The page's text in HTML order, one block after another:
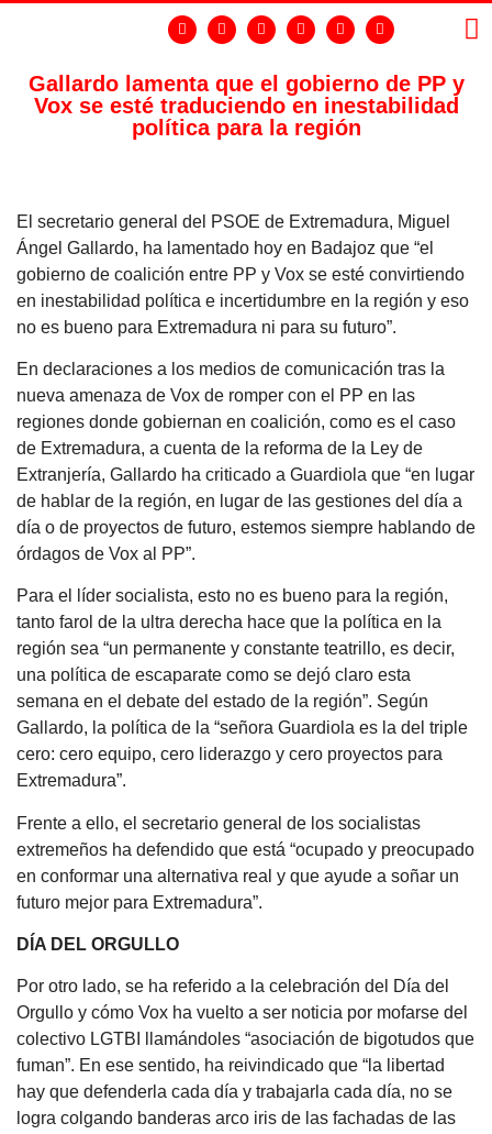
Gallardo lamenta que el gobierno de PP y
Vox se esté traduciendo en inestabilidad
política para la región
El secretario general del PSOE de Extremadura, Miguel
Ángel Gallardo, ha lamentado hoy en Badajoz que “el
gobierno de coalición entre PP y Vox se esté convirtiendo
en inestabilidad política e incertidumbre en la región y eso
no es bueno para Extremadura ni para su futuro”.
En declaraciones a los medios de comunicación tras la
nueva amenaza de Vox de romper con el PP en las
regiones donde gobiernan en coalición, como es el caso
de Extremadura, a cuenta de la reforma de la Ley de
Extranjería, Gallardo ha criticado a Guardiola que “en lugar
de hablar de la región, en lugar de las gestiones del día a
día o de proyectos de futuro, estemos siempre hablando de
órdagos de Vox al PP”.
Para el líder socialista, esto no es bueno para la región,
tanto farol de la ultra derecha hace que la política en la
región sea “un permanente y constante teatrillo, es decir,
una política de escaparate como se dejó claro esta
semana en el debate del estado de la región”. Según
Gallardo, la política de la “señora Guardiola es la del triple
cero: cero equipo, cero liderazgo y cero proyectos para
Extremadura”.
Frente a ello, el secretario general de los socialistas
extremeños ha defendido que está “ocupado y preocupado
en conformar una alternativa real y que ayude a soñar un
futuro mejor para Extremadura”.
DÍA DEL ORGULLO
Por otro lado, se ha referido a la celebración del Día del
Orgullo y cómo Vox ha vuelto a ser noticia por mofarse del
colectivo LGTBI llamándoles “asociación de bigotudos que
fuman”. En ese sentido, ha reivindicado que “la libertad
hay que defenderla cada día y trabajarla cada día, no se
logra colgando banderas arco iris de las fachadas de las